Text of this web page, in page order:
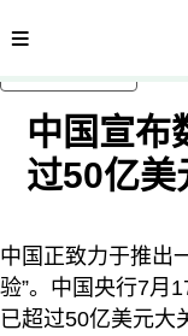
内容分类
中国宣布
过50亿美
中国正致力于推出
验”。中国央行7月
已超过50亿美元大